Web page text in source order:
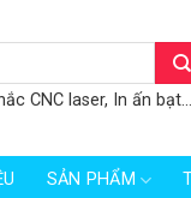
CNC laser, In ấn bạt...
SẢN PHẨM